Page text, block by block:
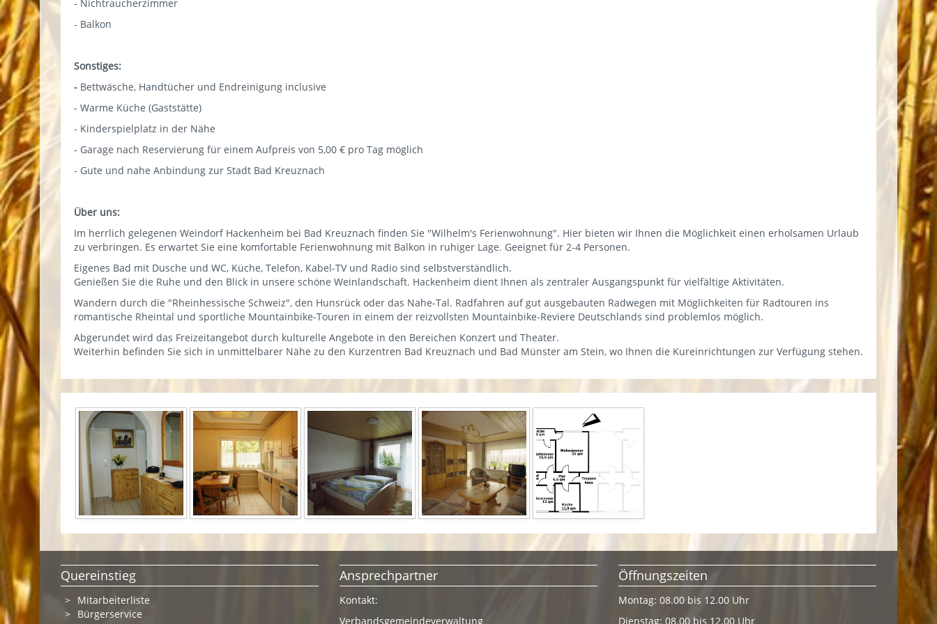
- Nichtraucherzimmer
- Balkon
Sonstiges:
- Bettwäsche, Handtücher und Endreinigung inclusive
- Warme Küche (Gaststätte)
- Kinderspielplatz in der Nähe
- Garage nach Reservierung für einem Aufpreis von 5,00 € pro Tag möglich
- Gute und nahe Anbindung zur Stadt Bad Kreuznach
Über uns:
Im herrlich gelegenen Weindorf Hackenheim bei Bad Kreuznach finden Sie "Wilhelm's Ferienwohnung". Hier bieten wir Ihnen die Möglichkeit einen erholsamen Urlaub
zu verbringen. Es erwartet Sie eine komfortable Ferienwohnung mit Balkon in ruhiger Lage. Geeignet für 2-4 Personen.
Eigenes Bad mit Dusche und WC, Küche, Telefon, Kabel-TV und Radio sind selbstverständlich.
Genießen Sie die Ruhe und den Blick in unsere schöne Weinlandschaft. Hackenheim dient Ihnen als zentraler Ausgangspunkt für vielfältige Aktivitäten.
Wandern durch die "Rheinhessische Schweiz", den Hunsrück oder das Nahe-Tal. Radfahren auf gut ausgebauten Radwegen mit Möglichkeiten für Radtouren ins
romantische Rheintal und sportliche Mountainbike-Touren in einem der reizvollsten Mountainbike-Reviere Deutschlands sind problemlos möglich.
Abgerundet wird das Freizeitangebot durch kulturelle Angebote in den Bereichen Konzert und Theater.
Weiterhin befinden Sie sich in unmittelbarer Nähe zu den Kurzentren Bad Kreuznach und Bad Münster am Stein, wo Ihnen die Kureinrichtungen zur Verfügung stehen.
Quereinstieg
Mitarbeiterliste
Bürgerservice
Ansprechpartner
Kontakt:
Verbandsgemeindeverwaltung
Öffnungszeiten
Montag: 08.00 bis 12.00 Uhr
Dienstag: 08.00 bis 12.00 Uhr